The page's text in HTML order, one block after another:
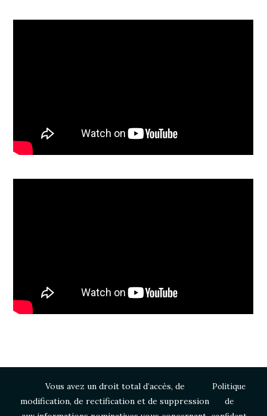
Vous avez un droit total d’accès, de
modification, de rectification et de suppression
Politique
de